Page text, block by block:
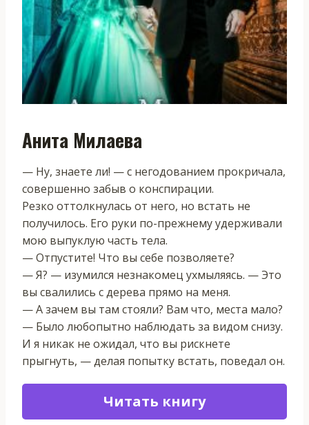
Анита Милаева
— Ну, знаете ли! — с негодованием прокричала,
совершенно забыв о конспирации.
Резко оттолкнулась от него, но встать не
получилось. Его руки по-прежнему удерживали
мою выпуклую часть тела.
— Отпустите! Что вы себе позволяете?
— Я? — изумился незнакомец ухмыляясь. — Это
вы свалились с дерева прямо на меня.
— А зачем вы там стояли? Вам что, места мало?
— Было любопытно наблюдать за видом снизу.
И я никак не ожидал, что вы рискнете
прыгнуть, — делая попытку встать, поведал он.
Читать книгу